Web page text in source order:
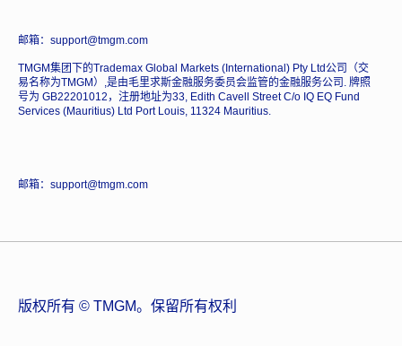
邮箱：support@tmgm.com
TMGM集团下的Trademax Global Markets (International) Pty Ltd公司（交
易名称为TMGM）,是由毛里求斯金融服务委员会监管的金融服务公司. 牌照
号为 GB22201012，注册地址为33, Edith Cavell Street C/o IQ EQ Fund
Services (Mauritius) Ltd Port Louis, 11324 Mauritius.
邮箱：support@tmgm.com
版权所有 © TMGM。保留所有权利